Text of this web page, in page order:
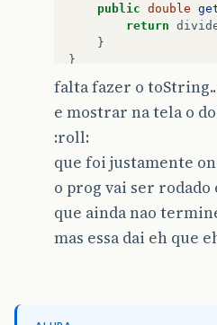
public double
return
}
}
falta fazer o
e mostrar na tela o
:roll:
que foi justamente
o prog vai ser rodado
que ainda nao
mas essa dai eh que